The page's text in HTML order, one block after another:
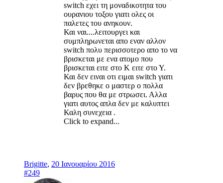
switch εχει τη μοναδικοτητα του
ουρανιου τοξου γιατι ολες οι
παλετες του ανηκουν.
Και ναι....λειτουργει και
συμπληρωνεται απο εναν αλλον
switch πολυ περισσοτερο απο το να
βρισκεται με ενα ατομο που
βρισκεται ειτε στο Κ ειτε στο Υ.
Και δεν ειναι οτι ειμαι switch γιατι
δεν βρεθηκε ο μαστερ ο πολλα
βαρυς που θα με στρωσει. Αλλα
γιατι αυτος απλα δεν με καλυπτει
Καλη συνεχεια .
Click to expand...
Brigitte, 20 Ιανουαρίου 2016
#249